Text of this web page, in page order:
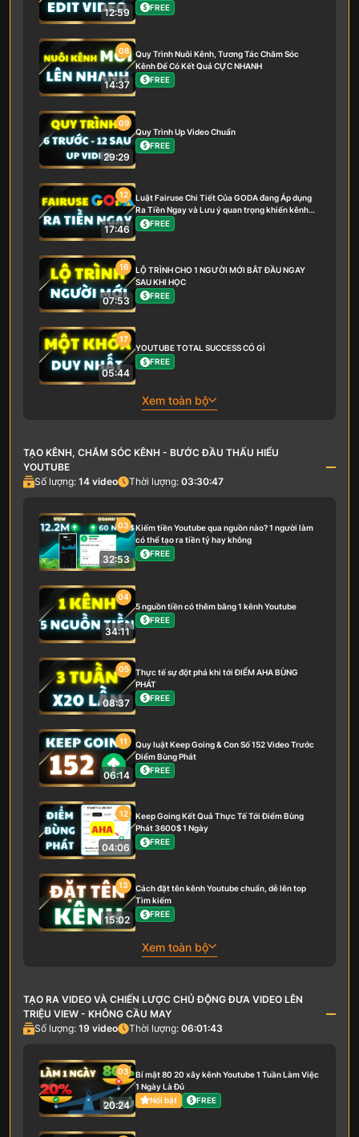
12:59
FREE
08
14:37
Quy Trình Nuôi Kênh, Tương Tác Chăm Sóc
Kênh Để Có Kết Quả CỰC NHANH
FREE
09
29:29
Quy Trình Up Video Chuẩn
FREE
12
17:46
Luật Fairuse Chi Tiết Của GODA đang Áp dụng
Ra Tiền Ngay và Lưu ý quan trọng khiến kênh
bạn Phát triển hay không
FREE
16
07:53
LỘ TRÌNH CHO 1 NGƯỜI MỚI BẮT ĐẦU NGAY
SAU KHI HỌC
FREE
17
05:44
YOUTUBE TOTAL SUCCESS CÓ GÌ
FREE
Xem toàn bộ
TẠO KÊNH, CHĂM SÓC KÊNH - BƯỚC ĐẦU THẤU HIỂU
YOUTUBE
Số lượng: 14 video Thời lượng: 03:30:47
03
32:53
Kiếm tiền Youtube qua nguồn nào? 1 người làm
có thể tạo ra tiền tỷ hay không
FREE
04
34:11
5 nguồn tiền có thêm bằng 1 kênh Youtube
FREE
05
08:37
Thực tế sự đột phá khi tới ĐIỂM AHA BÙNG
PHÁT
FREE
11
06:14
Quy luật Keep Going & Con Số 152 Video Trước
Điểm Bùng Phát
FREE
12
04:06
Keep Going Kết Quả Thực Tế Tới Điểm Bùng
Phát 3600$ 1 Ngày
FREE
13
15:02
Cách đặt tên kênh Youtube chuẩn, dễ lên top
Tìm kiếm
FREE
Xem toàn bộ
TẠO RA VIDEO VÀ CHIẾN LƯỢC CHỦ ĐỘNG ĐƯA VIDEO LÊN
TRIỆU VIEW - KHÔNG CẦU MAY
Số lượng: 19 video Thời lượng: 06:01:43
03
20:24
Bí mật 80 20 xây kênh Youtube 1 Tuần Làm Việc
1 Ngày Là Đủ
Nổi bật
FREE